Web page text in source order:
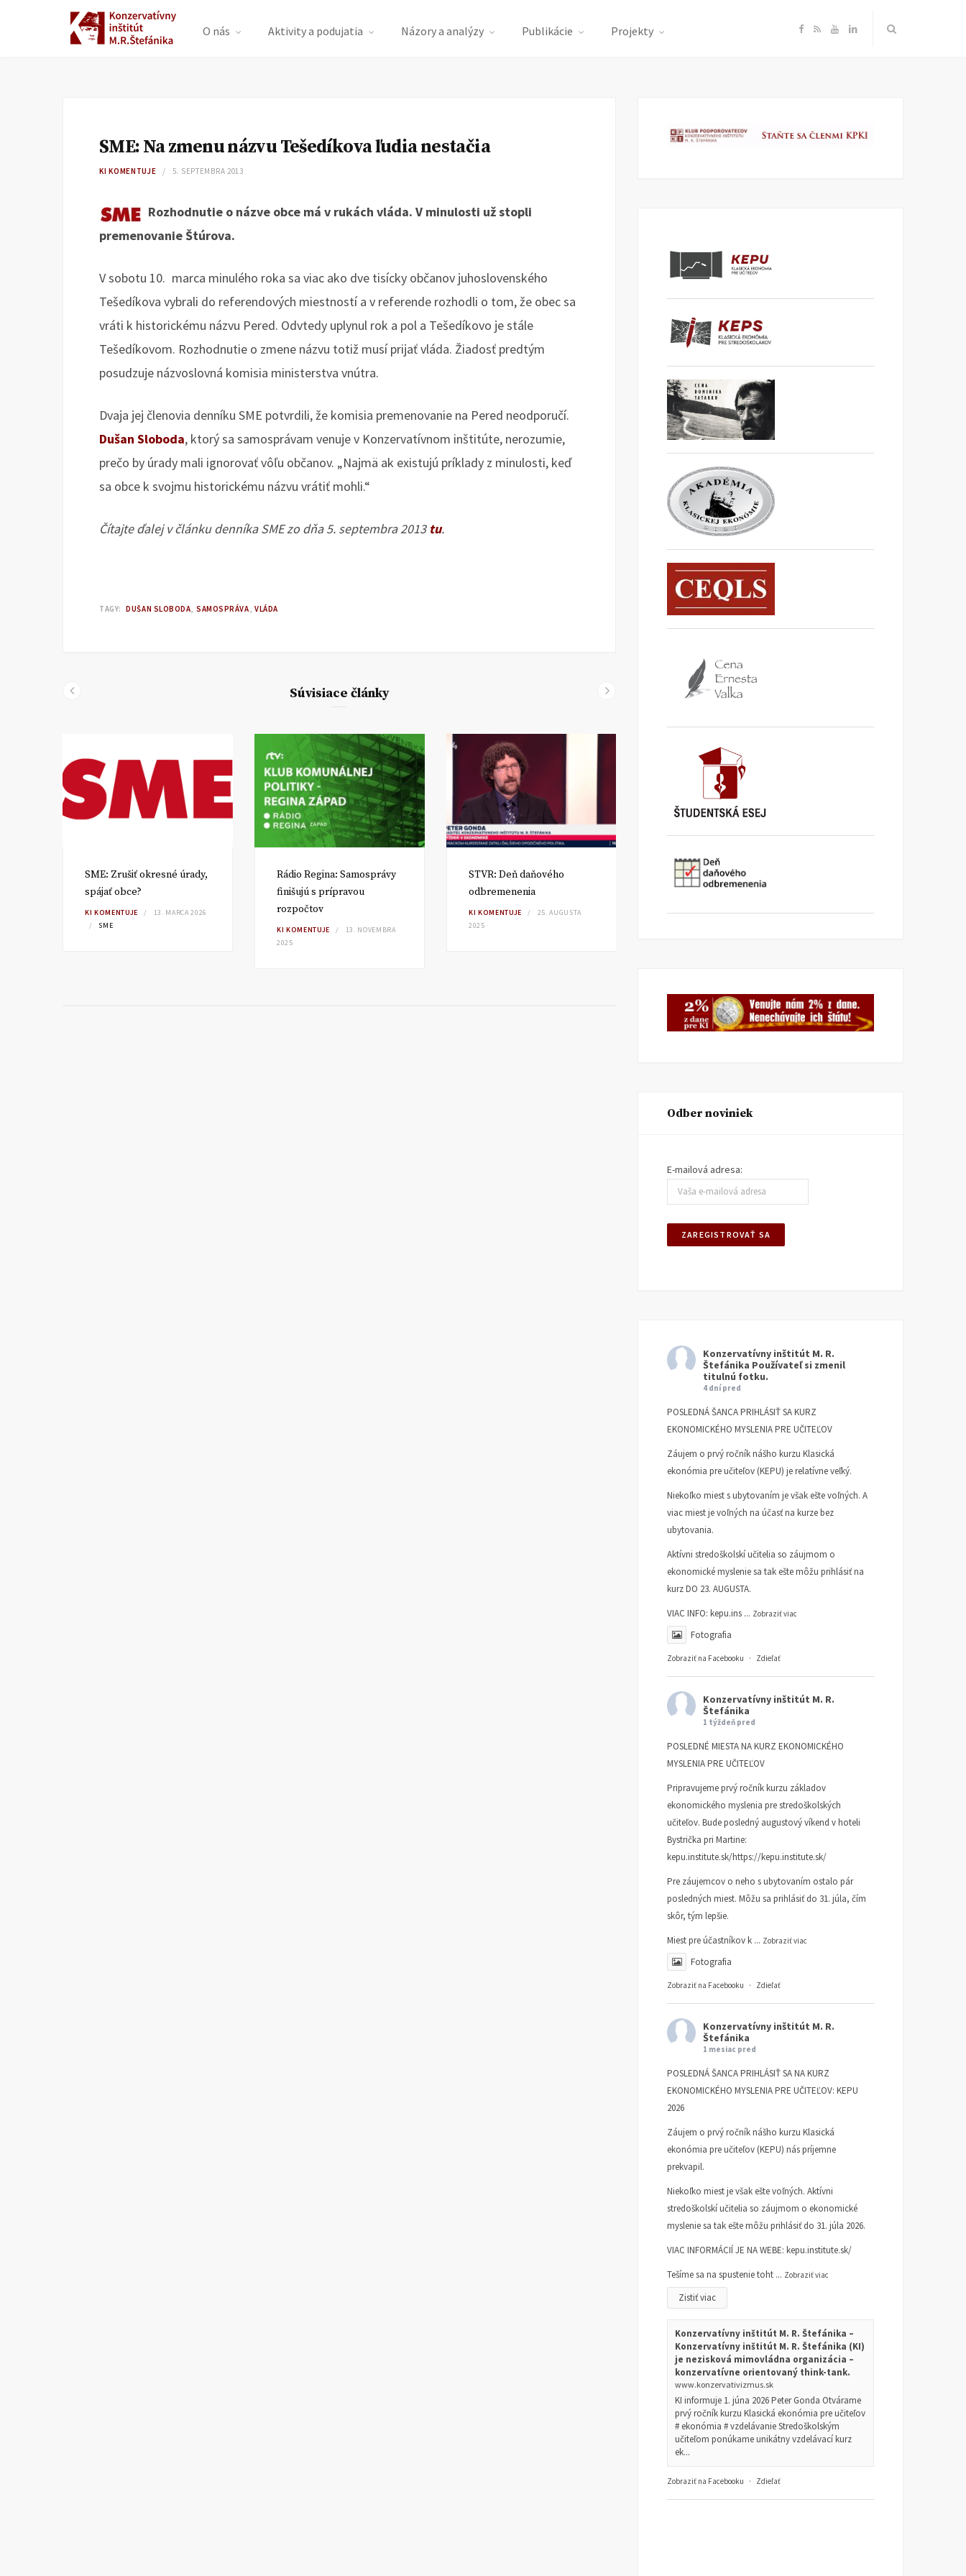
O nás Aktivity a podujatia Názory a analýzy Publikácie Projekty F
e
R Y
T
L
k
SME: Na zmenu názvu Tešedíkova ľudia nestačia
KI KOMENTUJE 5. SEPTEMBRA 2013
Rozhodnutie o názve obce má v rukách vláda. V minulosti už stopli
premenovanie Štúrova.
V sobotu 10. marca minulého roka sa viac ako dve tisícky občanov juhoslovenského
Tešedíkova vybrali do referendových miestností a v referende rozhodli o tom, že obec sa
vráti k historickému názvu Pered. Odvtedy uplynul rok a pol a Tešedíkovo je stále
Tešedíkovom. Rozhodnutie o zmene názvu totiž musí prijať vláda. Žiadosť predtým
posudzuje názvoslovná komisia ministerstva vnútra.
Dvaja jej členovia denníku SME potvrdili, že komisia premenovanie na Pered neodporučí.
Dušan Sloboda, ktorý sa samosprávam venuje v Konzervatívnom inštitúte, nerozumie,
prečo by úrady mali ignorovať vôľu občanov. „Najmä ak existujú príklady z minulosti, keď
sa obce k svojmu historickému názvu vrátiť mohli.“
Čítajte ďalej v článku denníka SME zo dňa 5. septembra 2013 tu.
TAGY: DUŠAN SLOBODA SAMOSPRÁVA VLÁDA
Súvisiace články
SME: Zrušiť okresné úrady,
spájať obce?
KI KOMENTUJE
13. MARCA 2026
SME
Rádio Regina: Samosprávy
finišujú s prípravou
rozpočtov
KI KOMENTUJE
13. NOVEMBRA
2025
STVR: Deň daňového
odbremenenia
KI KOMENTUJE
25. AUGUSTA
2025
TA3: Konečne prišiel deň,
kedy už pracujeme pre
Odber noviniek
E-mailová adresa:
Konzervatívny inštitút M. R.
Štefánika Používateľ si zmenil
titulnú fotku.
4 dní pred
POSLEDNÁ ŠANCA PRIHLÁSIŤ SA KURZ
EKONOMICKÉHO MYSLENIA PRE UČITEĽOV
Záujem o prvý ročník nášho kurzu Klasická
ekonómia pre učiteľov (KEPU) je relatívne veľký.
Niekoľko miest s ubytovaním je však ešte voľných. A
viac miest je voľných na účasť na kurze bez
ubytovania.
Aktívni stredoškolskí učitelia so záujmom o
ekonomické myslenie sa tak ešte môžu prihlásiť na
kurz DO 23. AUGUSTA.
VIAC INFO: kepu.ins ... Zobraziť viac
Fotografia
Zobraziť na Facebooku · Zdieľať
Konzervatívny inštitút M. R.
Štefánika
1 týždeň pred
POSLEDNÉ MIESTA NA KURZ EKONOMICKÉHO
MYSLENIA PRE UČITEĽOV
Pripravujeme prvý ročník kurzu základov
ekonomického myslenia pre stredoškolských
učiteľov. Bude posledný augustový víkend v hoteli
Bystrička pri Martine:
kepu.institute.sk/https://kepu.institute.sk/
Pre záujemcov o neho s ubytovaním ostalo pár
posledných miest. Môžu sa prihlásiť do 31. júla, čím
skôr, tým lepšie.
Miest pre účastníkov k ... Zobraziť viac
Fotografia
Zobraziť na Facebooku · Zdieľať
Konzervatívny inštitút M. R.
Štefánika
1 mesiac pred
POSLEDNÁ ŠANCA PRIHLÁSIŤ SA NA KURZ
EKONOMICKÉHO MYSLENIA PRE UČITEĽOV: KEPU
2026
Záujem o prvý ročník nášho kurzu Klasická
ekonómia pre učiteľov (KEPU) nás príjemne
prekvapil.
Niekoľko miest je však ešte voľných. Aktívni
stredoškolskí učitelia so záujmom o ekonomické
myslenie sa tak ešte môžu prihlásiť do 31. júla 2026.
VIAC INFORMÁCIÍ JE NA WEBE: kepu.institute.sk/
Tešíme sa na spustenie toht ... Zobraziť viac
Zistiť viac
Konzervatívny inštitút M. R. Štefánika –
Konzervatívny inštitút M. R. Štefánika (KI)
je nezisková mimovládna organizácia –
konzervatívne orientovaný think-tank.
www.konzervativizmus.sk
KI informuje 1. júna 2026 Peter Gonda Otvárame
prvý ročník kurzu Klasická ekonómia pre učiteľov
# ekonómia # vzdelávanie Stredoškolským
učiteľom ponúkame unikátny vzdelávací kurz
ek...
Zobraziť na Facebooku · Zdieľať